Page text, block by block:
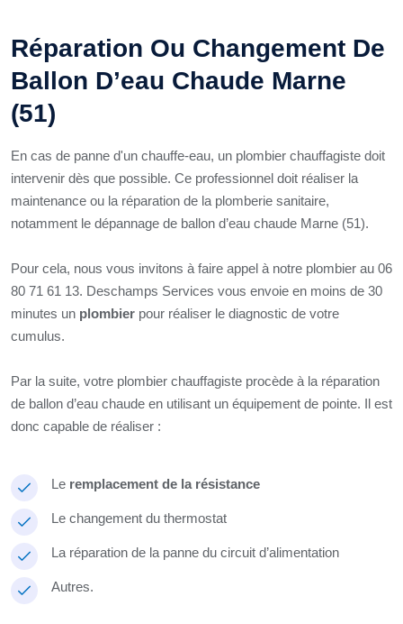
Réparation Ou Changement De
Ballon D’eau Chaude Marne
(51)
En cas de panne d'un chauffe-eau, un plombier chauffagiste doit
intervenir dès que possible. Ce professionnel doit réaliser la
maintenance ou la réparation de la plomberie sanitaire,
notamment le dépannage de ballon d’eau chaude Marne (51).
Pour cela, nous vous invitons à faire appel à notre plombier au 06
80 71 61 13. Deschamps Services vous envoie en moins de 30
minutes un plombier pour réaliser le diagnostic de votre
cumulus.
Par la suite, votre plombier chauffagiste procède à la réparation
de ballon d’eau chaude en utilisant un équipement de pointe. Il est
donc capable de réaliser :
Le remplacement de la résistance
Le changement du thermostat
La réparation de la panne du circuit d’alimentation
Autres.